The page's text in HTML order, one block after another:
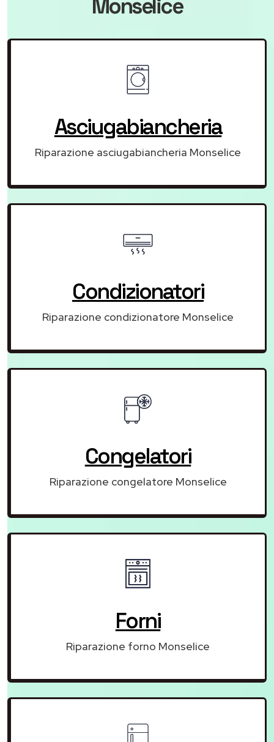
Monselice
Asciugabiancheria
Riparazione asciugabiancheria Monselice
Condizionatori
Riparazione condizionatore Monselice
Congelatori
Riparazione congelatore Monselice
Forni
Riparazione forno Monselice